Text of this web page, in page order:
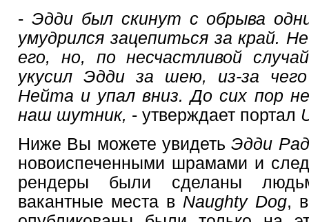
- Эдди был скинут с обрыва
умудрился зацепиться за край.
его, но, по несчастливой
укусил Эдди за шею, из-за
Нейта и упал вниз. До сих пор
наш шутник, - утверждает портал
Ниже Вы можете увидетьЭдди
новоиспеченными шрамами и
рендеры были сделаны
вакантные места в Naughty Dog,